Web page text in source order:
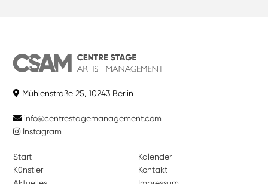
Mühlenstraße 25, 10243 Berlin
info@centrestagemanagement.com
Instagram
Start
Künstler
Kalender
Kontakt